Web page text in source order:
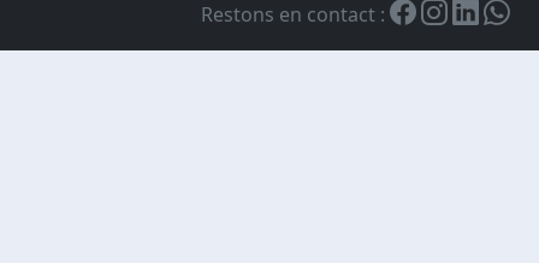
Restons en contact :